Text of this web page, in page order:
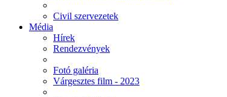
Civil szervezetek
Média
Hírek
Rendezvények
Fotó galéria
Várgesztes film - 2023